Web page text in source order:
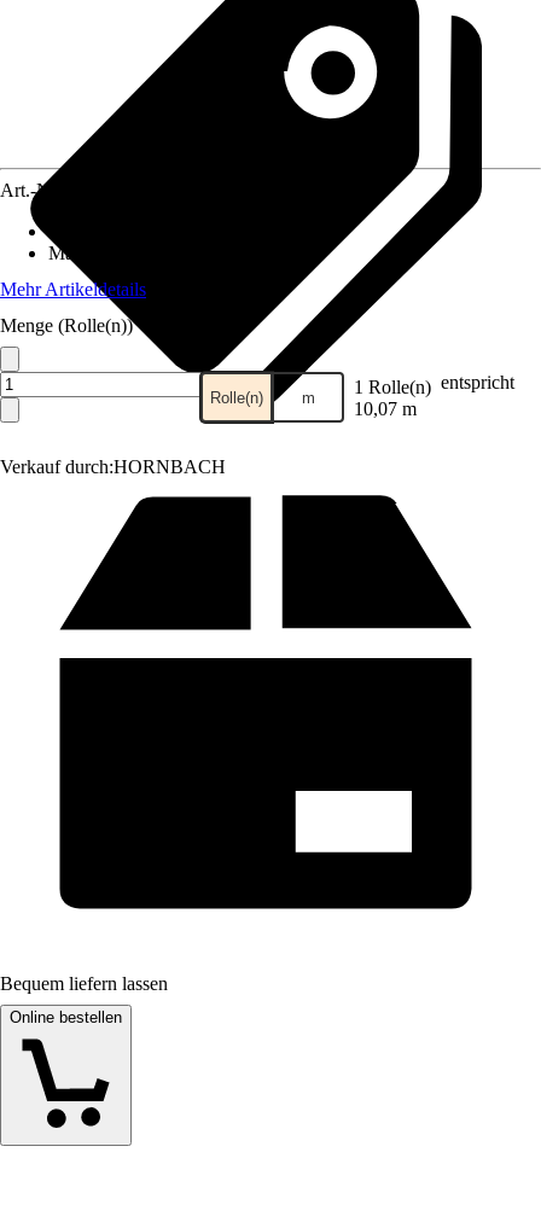
Verkauf durch:HORNBACH
Art.-Nr.
Material
Mehr Artikeldetails
Menge (Rolle(n))
Rolle(n) m 1 Rolle(n) entspricht
10,07 m
Bequem liefern lassen
Online bestellen